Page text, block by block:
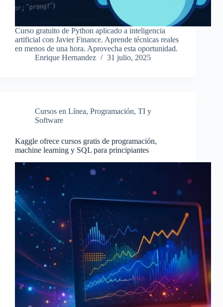
Curso gratuito de Python aplicado a inteligencia
artificial con Javier Finance. Aprende técnicas reales
en menos de una hora. Aprovecha esta oportunidad.
Enrique Hernandez
31 julio, 2025
Cursos en Línea, Programación, TI y
Software
Kaggle ofrece cursos gratis de programación,
machine learning y SQL para principiantes